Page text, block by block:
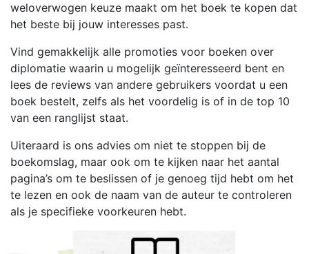
weloverwogen keuze maakt om het boek te kopen dat
het beste bij jouw interesses past.
Vind gemakkelijk alle promoties voor boeken over
diplomatie waarin u mogelijk geïnteresseerd bent en
lees de reviews van andere gebruikers voordat u een
boek bestelt, zelfs als het voordelig is of in de top 10
van een ranglijst staat.
Uiteraard is ons advies om niet te stoppen bij de
boekomslag, maar ook om te kijken naar het aantal
pagina’s om te beslissen of je genoeg tijd hebt om het
te lezen en ook de naam van de auteur te controleren
als je specifieke voorkeuren hebt.